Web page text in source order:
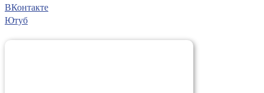
ВКонтакте
Ютуб